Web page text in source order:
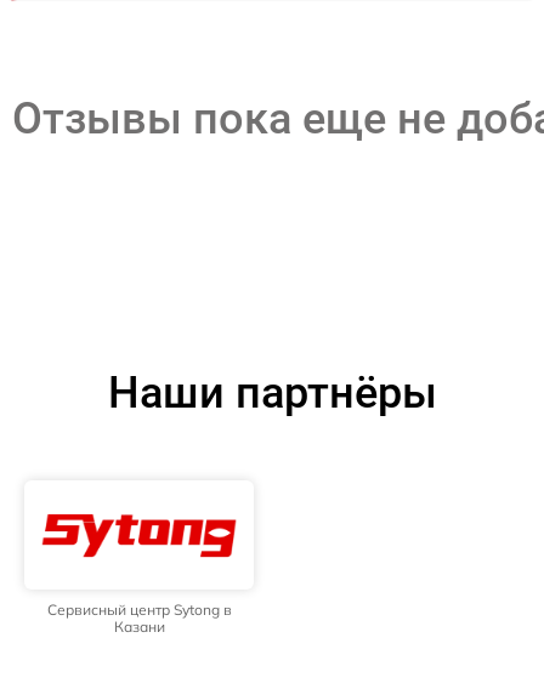
Отзывы пока еще не
Наши партнёры
Сервисный центр Sytong в
Казани